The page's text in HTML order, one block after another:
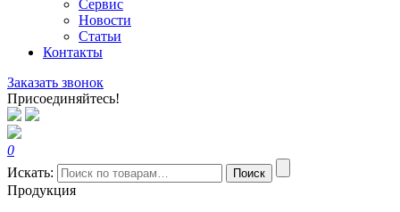
Сервис
Новости
Статьи
Контакты
Заказать звонок
Присоединяйтесь!
0
Искать:
Поиск
Продукция